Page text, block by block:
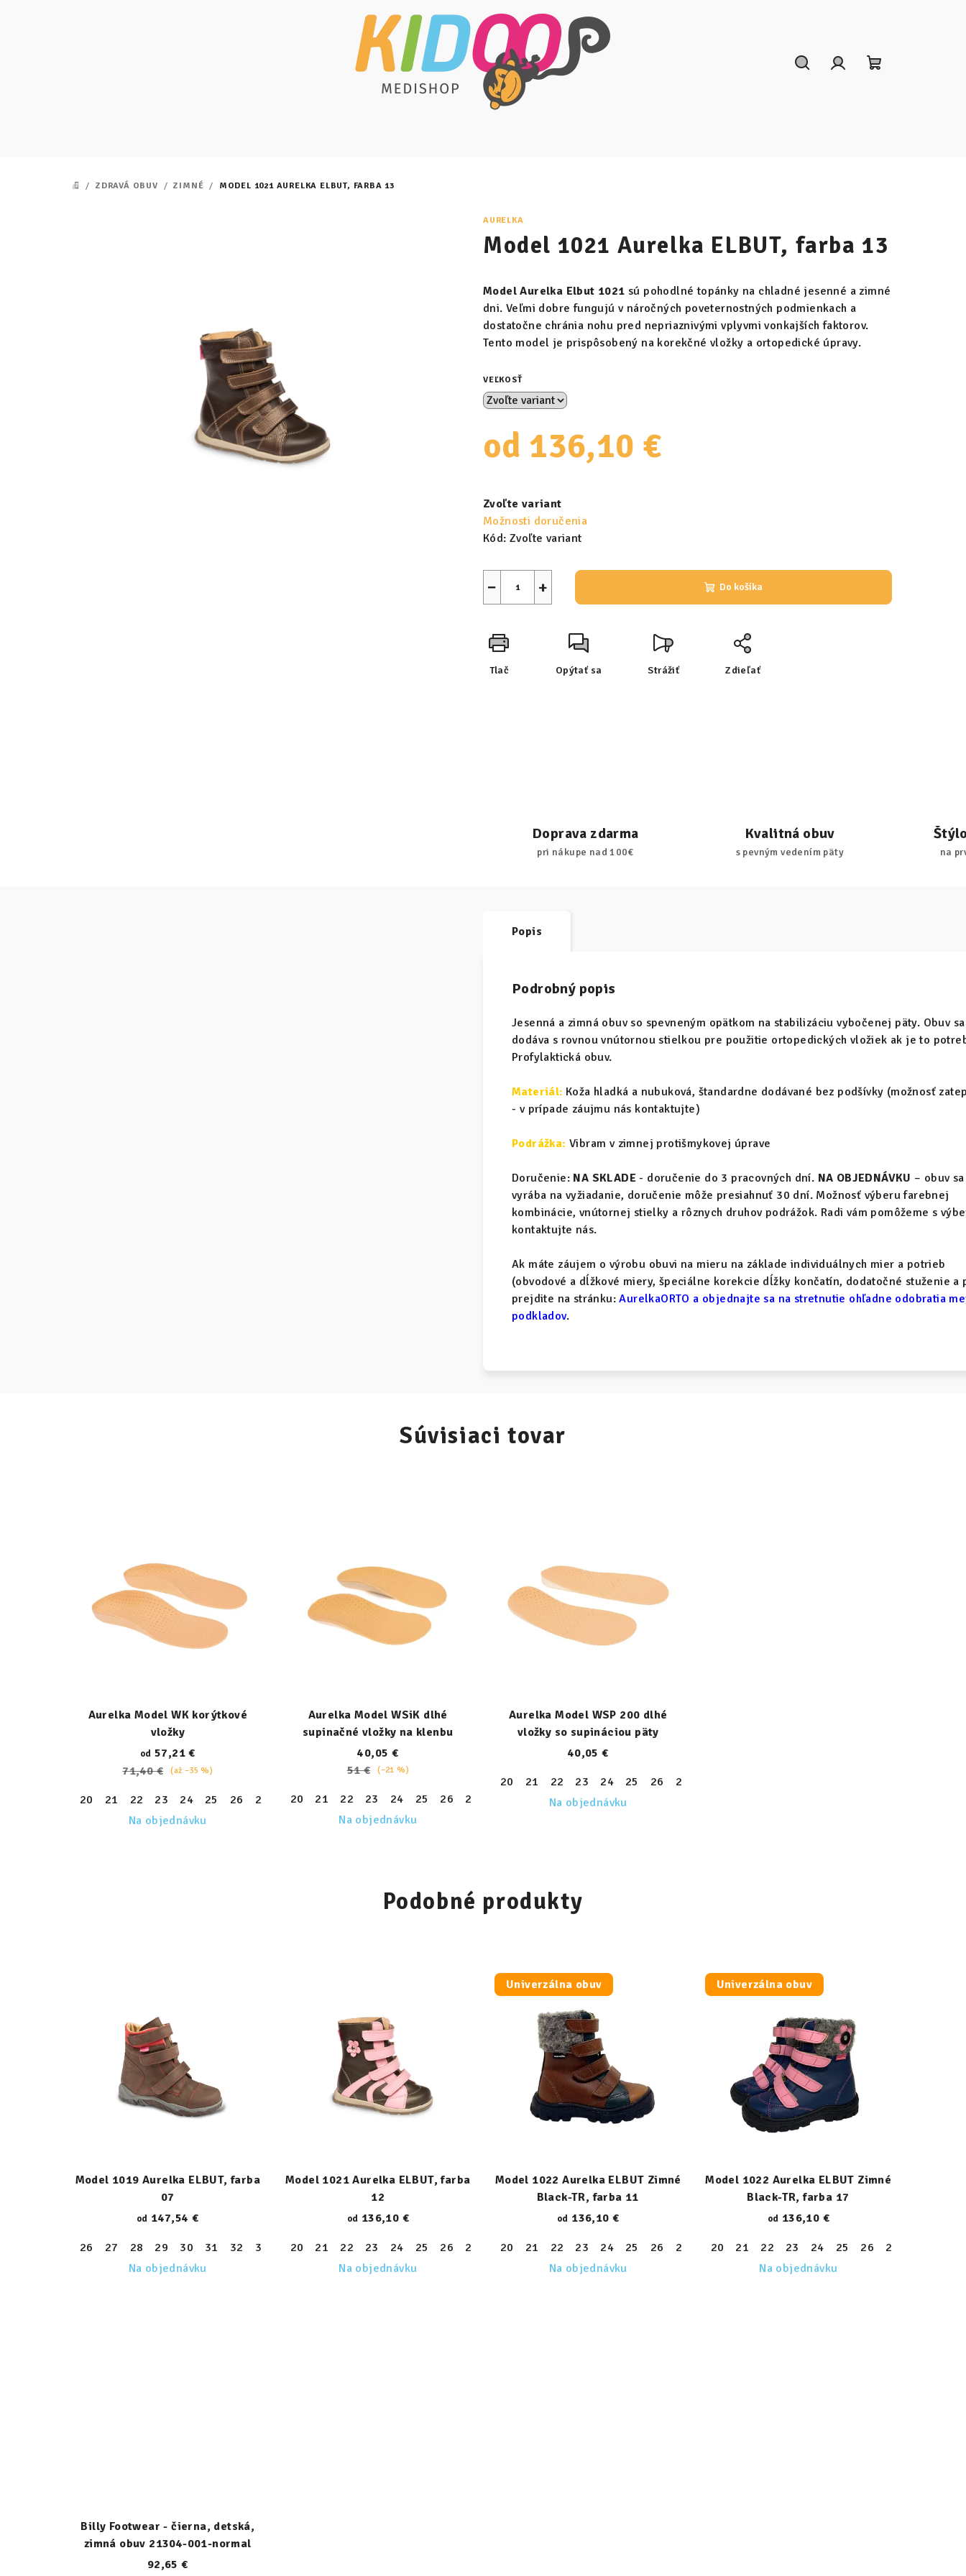
DOMOV
/ ZDRAVÁ OBUV / ZIMNÉ / MODEL 1021 AURELKA ELBUT, FARBA 13
AURELKA
Model 1021 Aurelka ELBUT, farba 13
Model Aurelka Elbut 1021 sú pohodlné topánky na chladné jesenné a zimné
dni. Veľmi dobre fungujú v náročných poveternostných podmienkach a
dostatočne chránia nohu pred nepriaznivými vplyvmi vonkajších faktorov.
Tento model je prispôsobený na korekčné vložky a ortopedické úpravy.
VEĽKOSŤ
od 136,10 €
cena:
Zvoľte variant
Možnosti doručenia
Kód: Zvoľte variant
+
− Do košíka
Tlač Opýtať sa Strážiť Zdieľať
Doprava zdarma
pri nákupe nad 100€
Kvalitná obuv
s pevným vedením päty na
Popis
Podrobný popis
Jesenná a zimná obuv so spevneným opätkom na stabilizáciu vybočenej päty. Obuv sa
dodáva s rovnou vnútornou stielkou pre použitie ortopedických vložiek ak je to
Profylaktická obuv.
Materiál: Koža hladká a nubuková, štandardne dodávané bez podšívky (možnosť
- v prípade záujmu nás kontaktujte)
Podrážka: Vibram v zimnej protišmykovej úprave
Doručenie: NA SKLADE - doručenie do 3 pracovných dní. NA OBJEDNÁVKU – obuv sa
vyrába na vyžiadanie, doručenie môže presiahnuť 30 dní. Možnosť výberu farebnej
kombinácie, vnútornej stielky a rôznych druhov podrážok. Radi vám pomôžeme s
kontaktujte nás.
Ak máte záujem o výrobu obuvi na mieru na základe individuálnych mier a potrieb
(obvodové a dĺžkové miery, špeciálne korekcie dĺžky končatín, dodatočné stuženie a
prejdite na stránku:AurelkaORTO a objednajte sa na stretnutie ohľadne odobratia
podkladov.
Súvisiaci tovar
Aurelka Model WK korýtkové
vložky
od 57,21 €
71,40 €
(až –35 %)
20 21 22 23 24 25 26 27 28 29 30 31 32 33 34 35
Na objednávku
Aurelka Model WSiK dlhé
supinačné vložky na klenbu
40,05 €
51 €
(–21 %)
20 21 22 23 24 25 26 27 30 31 32 33
Na objednávku
Aurelka Model WSP 200 dlhé
vložky so supináciou päty
40,05 €
20
21 22 23 24 25 26 27
Na objednávku
Podobné produkty
Model 1019 Aurelka ELBUT, farba
07
od 147,54 €
26 27 28 29 30 31 32 33 34 35 36 37 38 39
40
Na objednávku
Model 1021 Aurelka ELBUT, farba
12
od 136,10 €
20 21 22 23 24 25 26 27 28 29 30 31 32 33 34 35 37 38
39
Na objednávku
Univerzálna obuv
Model 1022 Aurelka ELBUT Zimné
Black-TR, farba 11
od 136,10 €
20 21 22 23 24 25 26 27 28 29 30 31 32 33 34 35
Na objednávku
Univerzálna obuv
Model 1022 Aurelka ELBUT Zimné
Black-TR, farba 17
od 136,10 €
20 21 22 23 24 25 26 27
Na objednávku
Billy Footwear - čierna, detská,
zimná obuv 21304-001-normal
92,65 €